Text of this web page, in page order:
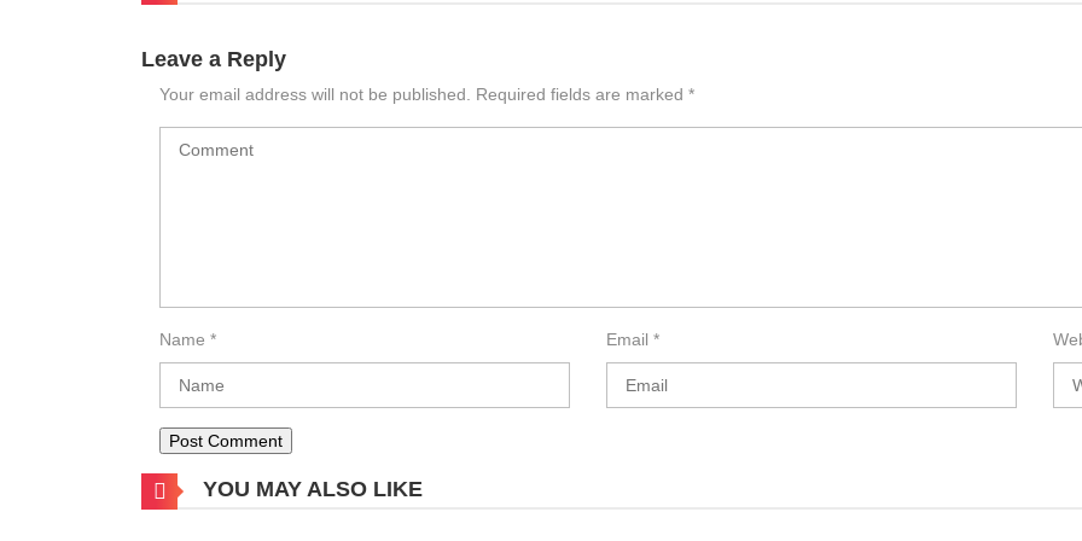
Leave a Reply
Your email address will not be published. Required fields are marked *
Name * Email *
YOU MAY ALSO LIKE